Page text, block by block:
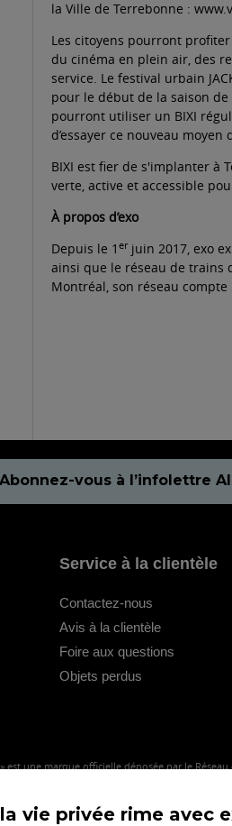
la Ville de Terrebonne :
Les citoyens pourront
du cinéma en plein air, des
service. Le festival urbain
pour le début de la saison de
pourront utiliser un BIXI
d’essayer ce nouveau moyen
BIXI est fier de s'implanter à
verte, active et accessible
À propos d’exo
Depuis le 1 erjuin 2017, exo
ainsi que le réseau de trains
Montréal, son réseau
Abonnez-vous à l’infolettre
Service à la clientèle
Contactez-nous
Avis à la clientèle
Foire aux questions
Objets perdus
est une marque officielle déposée par le
vie privée rime avec